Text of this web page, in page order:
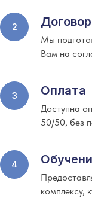
Договор
Мы
Вам на
Оплата
Доступна
50/50, без
комплексу,